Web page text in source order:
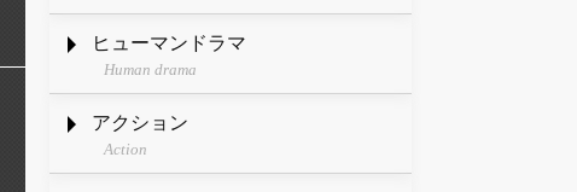
ヒューマンドラマ
Human drama
アクション
Action